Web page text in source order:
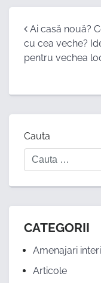
Post
Ai casă nouă?
cu cea veche?
pentru vechea
Cauta
CATEGORII
Amenajari
Articole